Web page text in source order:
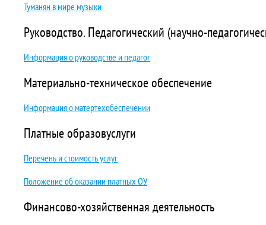
Туманян в мире музыки
Руководство. Педагогический (научно-
Информация о руководстве и педагог
Материально-техническое обеспечение
Информация о матертехобеспечении
Платные образовуслуги
Перечень и стоимость услуг
Положение об оказании платных ОУ
Финансово-хозяйственная деятельность